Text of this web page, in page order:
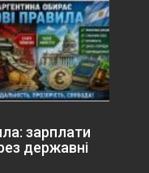
зарплати
державні